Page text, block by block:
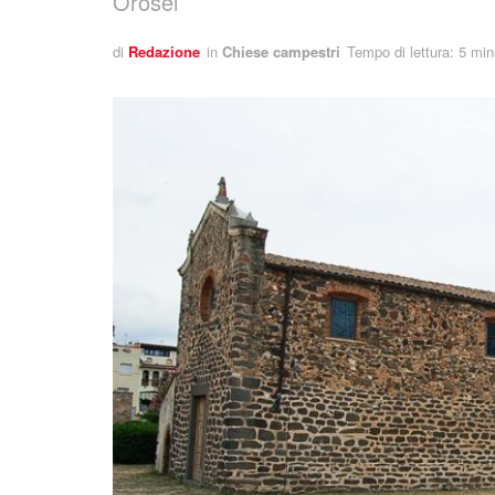
di Redazione in Chiese campestri Tempo di lettura: 5